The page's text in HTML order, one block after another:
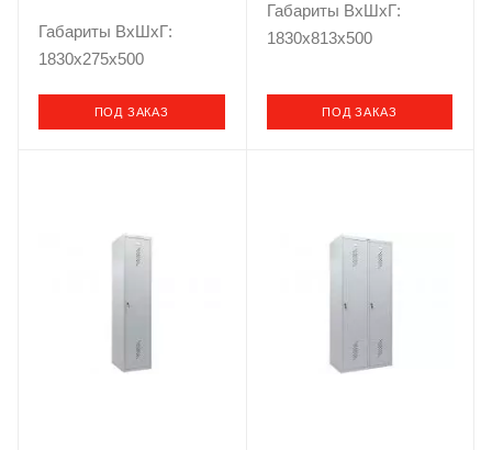
Габариты ВxШxГ:
1830x275x500
ПОД ЗАКАЗ
Габариты ВxШxГ:
1830x813x500
ПОД ЗАКАЗ